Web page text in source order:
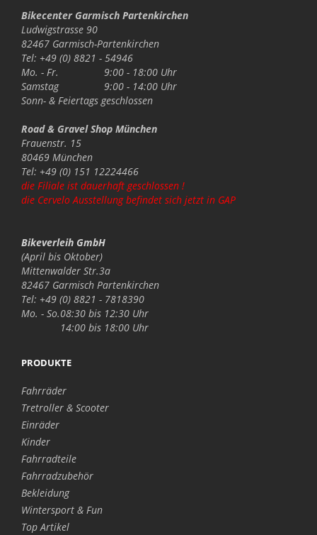
Bikecenter Garmisch Partenkirchen
Ludwigstrasse 90
82467 Garmisch-Partenkirchen
Tel: +49 (0) 8821 - 54946
Mo. - Fr.
9:00 - 18:00 Uhr
Samstag
9:00 - 14:00 Uhr
Sonn- & Feiertagsgeschlossen
Road & Gravel Shop München
Frauenstr. 15
80469 München
Tel: +49 (0) 151 12224466
die Filiale ist dauerhaft geschlossen !
die Cervelo Ausstellung befindet sich jetzt in GAP
Bikeverleih GmbH
(April bis Oktober)
Mittenwalder Str.3a
82467 Garmisch Partenkirchen
Tel: +49 (0) 8821 - 7818390
Mo. - So.08:30 bis 12:30 Uhr
14:00 bis 18:00 Uhr
PRODUKTE
Fahrräder
Tretroller & Scooter
Einräder
Kinder
Fahrradteile
Fahrradzubehör
Bekleidung
Wintersport & Fun
Top Artikel